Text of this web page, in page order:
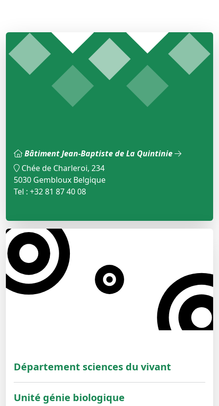
Bâtiment Jean-Baptiste de La Quintinie
Chée de Charleroi, 234
5030 Gembloux Belgique
Tel : +32 81 87 40 08
Département sciences du vivant
Unité génie biologique